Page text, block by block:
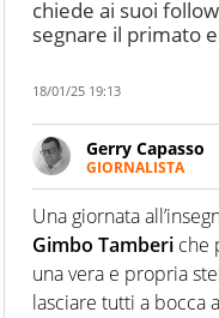
chiede ai suoi
segnare il primato
18/01/25 19:13
Gerry Capasso
GIORNALISTA
Per lui gli sport
innata di
Una giornata
Gimbo Tamberi che
una vera e propria
lasciare tutti a bocca